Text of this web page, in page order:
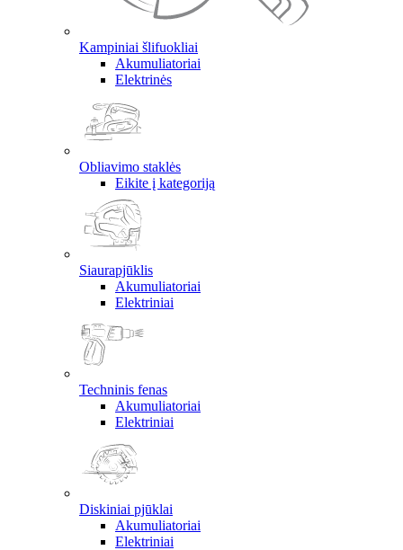
Kampiniai šlifuokliai
Akumuliatoriai
Elektrinės
Obliavimo staklės
Eikite į kategoriją
Siaurapjūklis
Akumuliatoriai
Elektriniai
Techninis fenas
Akumuliatoriai
Elektriniai
Diskiniai pjūklai
Akumuliatoriai
Elektriniai